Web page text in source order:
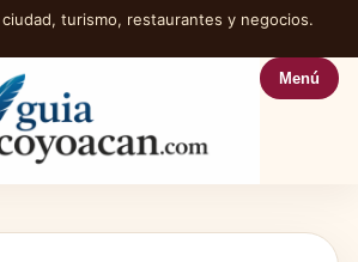
turismo, restaurantes y negocios.
Menú